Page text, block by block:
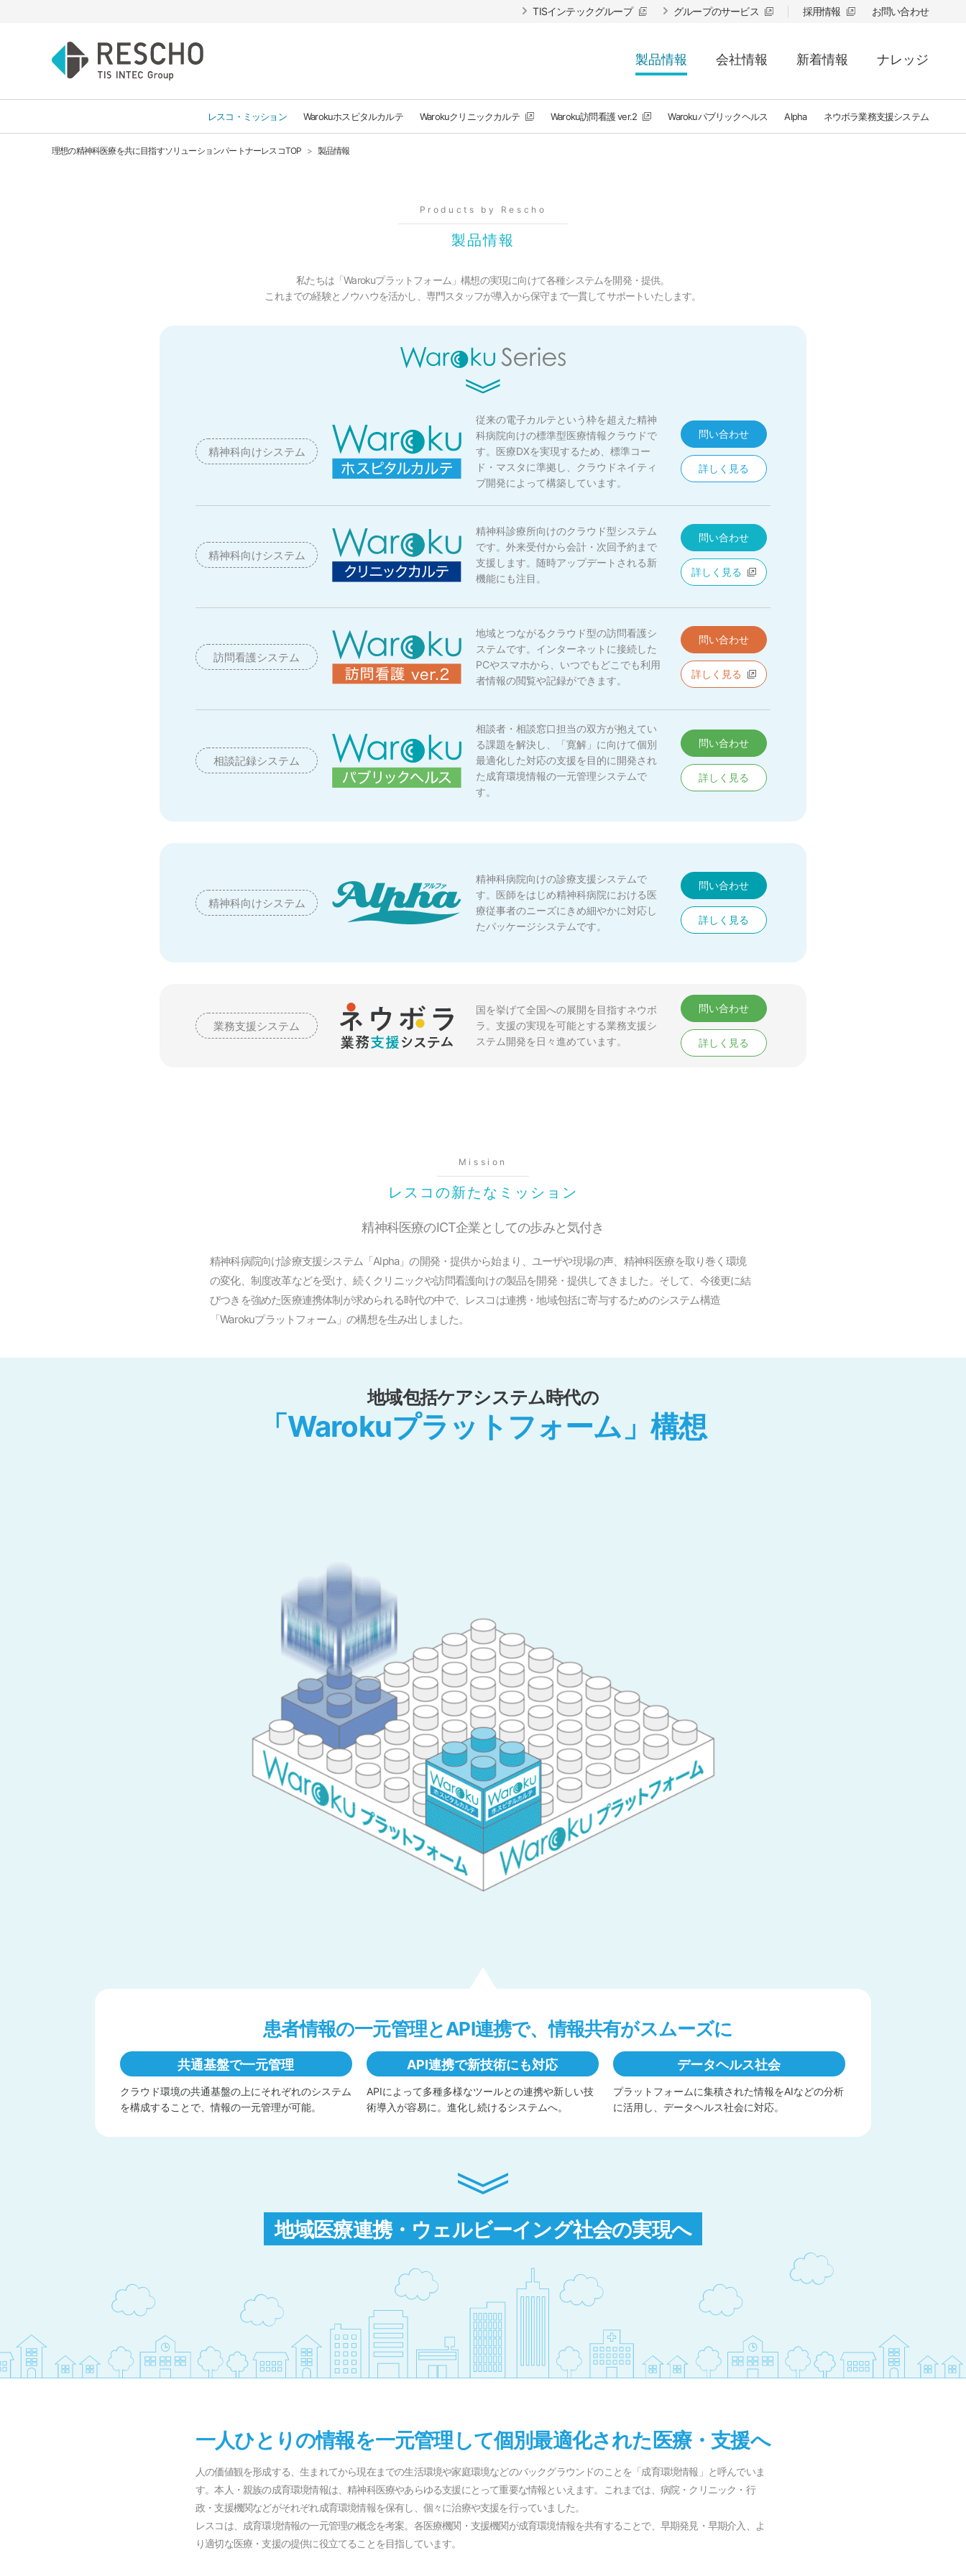
TISインテックグループ グループのサービス 採用情報 お問い合わせ
製品情報 会社情報 新着情報 ナレッジ
レスコ・ミッション Warokuホスピタルカルテ Warokuクリニックカルテ Waroku訪問看護 ver.2 Warokuパブリックヘルス Alpha ネウボラ業務支援システム
理想の精神科医療を共に目指すソリューションパートナーレスコTOP 製品情報
Products by Rescho
製品情報
私たちは「Warokuプラットフォーム」構想の実現に向けて各種システムを開発・提供。
これまでの経験とノウハウを活かし、専門スタッフが導入から保守まで一貫してサポートいたします。
精神科向けシステム
従来の電子カルテという枠を超えた精神
科病院向けの標準型医療情報クラウドで
す。医療DXを実現するため、標準コー
ド・マスタに準拠し、クラウドネイティ
ブ開発によって構築しています。
問い合わせ
詳しく見る
精神科向けシステム
精神科診療所向けのクラウド型システム
です。外来受付から会計・次回予約まで
支援します。随時アップデートされる新
機能にも注目。
問い合わせ
詳しく見る
訪問看護システム
地域とつながるクラウド型の訪問看護シ
ステムです。インターネットに接続した
PCやスマホから、いつでもどこでも利用
者情報の閲覧や記録ができます。
問い合わせ
詳しく見る
相談記録システム
相談者・相談窓口担当の双方が抱えてい
る課題を解決し、「寛解」に向けて個別
最適化した対応の支援を目的に開発され
た成育環境情報の一元管理システムで
す。
問い合わせ
詳しく見る
精神科向けシステム
精神科病院向けの診療支援システムで
す。医師をはじめ精神科病院における医
療従事者のニーズにきめ細やかに対応し
たパッケージシステムです。
問い合わせ
詳しく見る
業務支援システム
国を挙げて全国への展開を目指すネウボ
ラ。支援の実現を可能とする業務支援シ
ステム開発を日々進めています。
問い合わせ
詳しく見る
Mission
レスコの新たなミッション
精神科医療のICT企業としての歩みと気付き
精神科病院向け診療支援システム「Alpha」の開発・提供から始まり、ユーザや現場の声、精神科医療を取り巻く環境
の変化、制度改革などを受け、続くクリニックや訪問看護向けの製品を開発・提供してきました。そして、今後更に結
びつきを強めた医療連携体制が求められる時代の中で、レスコは連携・地域包括に寄与するためのシステム構造
「Warokuプラットフォーム」の構想を生み出しました。
地域包括ケアシステム時代の
「Warokuプラットフォーム」構想
患者情報の一元管理とAPI連携で、情報共有がスムーズに
共通基盤で一元管理
クラウド環境の共通基盤の上にそれぞれのシステム
を構成することで、情報の一元管理が可能。
API連携で新技術にも対応
APIによって多種多様なツールとの連携や新しい技
術導入が容易に。進化し続けるシステムへ。
データヘルス社会
プラットフォームに集積された情報をAIなどの分析
に活用し、データヘルス社会に対応。
地域医療連携・ウェルビーイング社会の実現へ
一人ひとりの情報を一元管理して個別最適化された医療・支援へ
人の価値観を形成する、生まれてから現在までの生活環境や家庭環境などのバックグラウンドのことを「成育環境情報」と呼んでいま
す。本人・親族の成育環境情報は、精神科医療やあらゆる支援にとって重要な情報といえます。これまでは、病院・クリニック・行
政・支援機関などがそれぞれ成育環境情報を保有し、個々に治療や支援を行っていました。
レスコは、成育環境情報の一元管理の概念を考案。各医療機関・支援機関が成育環境情報を共有することで、早期発見・早期介入、よ
り適切な医療・支援の提供に役立てることを目指しています。